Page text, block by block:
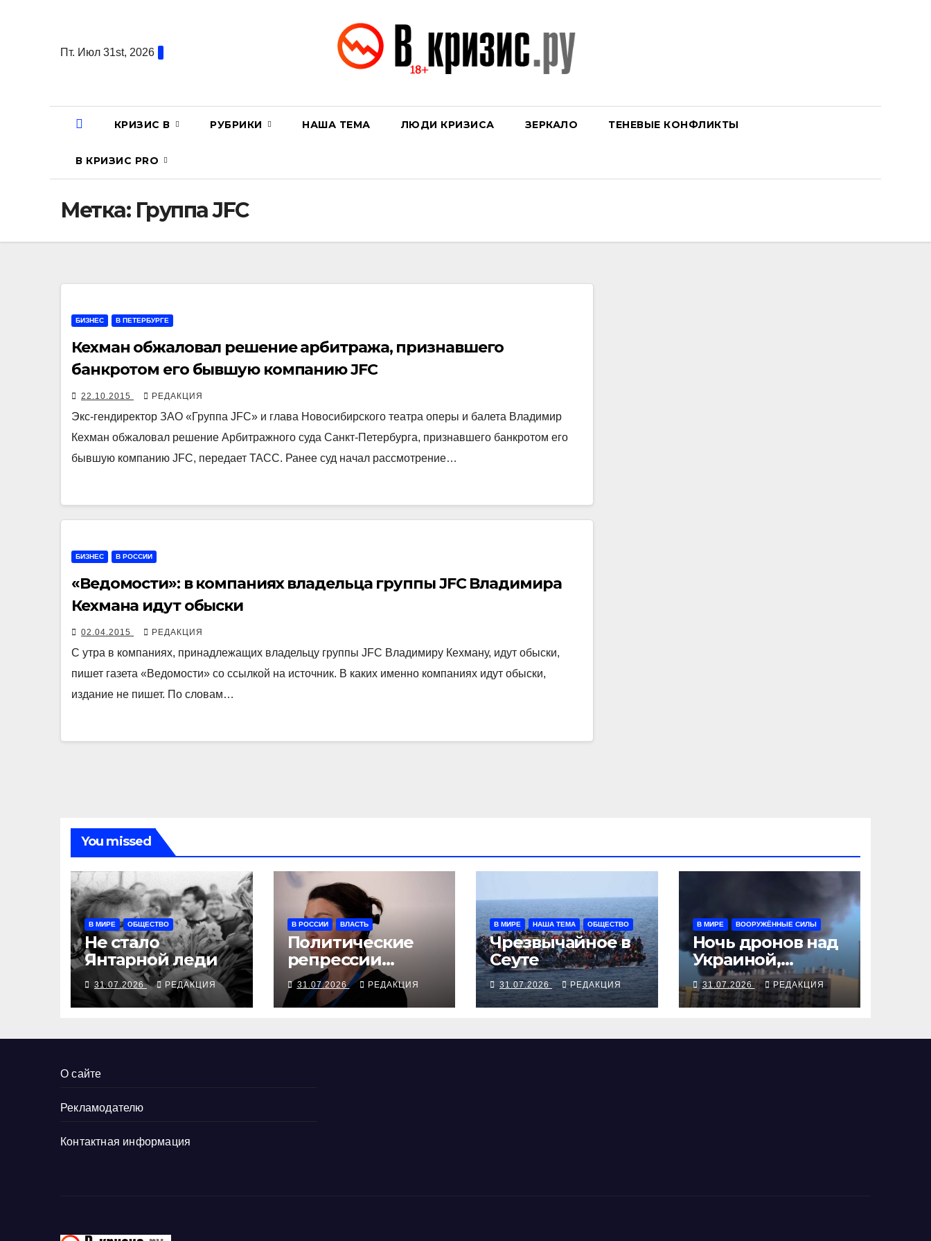
содержаниюПт. Июл 31st, 2026
КРИЗИС В РУБРИКИ НАША ТЕМА ЛЮДИ КРИЗИСА ЗЕРКАЛО ТЕНЕВЫЕ КОНФЛИКТЫ
В КРИЗИС PRO
Метка: Группа JFC
БИЗНЕС В ПЕТЕРБУРГЕ
Кехман обжаловал решение арбитража, признавшего
банкротом его бывшую компанию JFC
22.10.2015 РЕДАКЦИЯ
Экс-гендиректор ЗАО «Группа JFC» и глава Новосибирского театра оперы и балета Владимир
Кехман обжаловал решение Арбитражного суда Санкт-Петербурга, признавшего банкротом его
бывшую компанию JFC, передает ТАСС. Ранее суд начал рассмотрение…
БИЗНЕС В РОССИИ
«Ведомости»: в компаниях владельца группы JFC Владимира
Кехмана идут обыски
02.04.2015 РЕДАКЦИЯ
С утра в компаниях, принадлежащих владельцу группы JFC Владимиру Кехману, идут обыски,
пишет газета «Ведомости» со ссылкой на источник. В каких именно компаниях идут обыски,
издание не пишет. По словам…
You missed
В МИРЕ ОБЩЕСТВО
Не стало
Янтарной леди
31.07.2026 РЕДАКЦИЯ
В РОССИИ ВЛАСТЬ
Политические
репрессии
наращивают
казённую
собственность
31.07.2026 РЕДАКЦИЯ
В МИРЕ НАША ТЕМА ОБЩЕСТВО
Чрезвычайное в
Сеуте
31.07.2026 РЕДАКЦИЯ
В МИРЕ ВООРУЖЁННЫЕ СИЛЫ
Ночь дронов над
Украиной,
ответные
пожары на
складах,
31.07.2026 РЕДАКЦИЯ
О сайте
Рекламодателю
Контактная информация